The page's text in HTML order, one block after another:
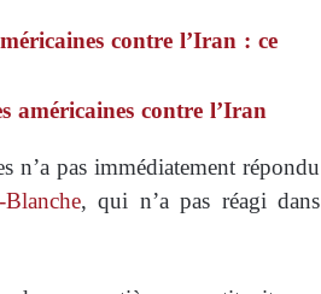
contre l’Iran : ce
américaines contre l’Iran
pas immédiatement répondu
, qui n’a pas réagi dans